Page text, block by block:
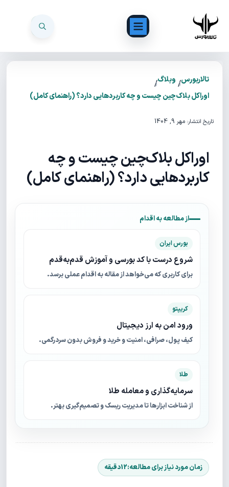
تالاربورس/ وبلاگ/
اوراکل بلاک‌چین چیست و چه کاربردهایی دارد؟ (راهنمای کامل)
تاریخ انتشار: مهر 9, 1404
اوراکل بلاک‌چین چیست و چه
کاربردهایی دارد؟ (راهنمای کامل)
از مطالعه به اقدام
بورس ایران
شروع درست با کد بورسی و آموزش قدم‌به‌قدم
برای کاربری که می‌خواهد از مقاله به اقدام عملی برسد.
کریپتو
ورود امن به ارز دیجیتال
کیف پول، صرافی، امنیت و خرید و فروش بدون سردرگمی.
طلا
سرمایه‌گذاری و معامله طلا
از شناخت ابزارها تا مدیریت ریسک و تصمیم‌گیری بهتر.